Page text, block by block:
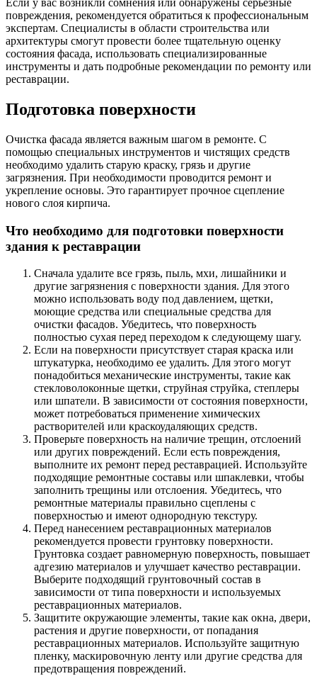
Если у вас возникли сомнения или обнаружены серьезные
повреждения, рекомендуется обратиться к профессиональным
экспертам. Специалисты в области строительства или
архитектуры смогут провести более тщательную оценку
состояния фасада, использовать специализированные
инструменты и дать подробные рекомендации по ремонту или
реставрации.
Подготовка поверхности
Очистка фасада является важным шагом в ремонте. С
помощью специальных инструментов и чистящих средств
необходимо удалить старую краску, грязь и другие
загрязнения. При необходимости проводится ремонт и
укрепление основы. Это гарантирует прочное сцепление
нового слоя кирпича.
Что необходимо для подготовки поверхности
здания к реставрации
Сначала удалите все грязь, пыль, мхи, лишайники и
другие загрязнения с поверхности здания. Для этого
можно использовать воду под давлением, щетки,
моющие средства или специальные средства для
очистки фасадов. Убедитесь, что поверхность
полностью сухая перед переходом к следующему шагу.
Если на поверхности присутствует старая краска или
штукатурка, необходимо ее удалить. Для этого могут
понадобиться механические инструменты, такие как
стекловолоконные щетки, струйная струйка, степлеры
или шпатели. В зависимости от состояния поверхности,
может потребоваться применение химических
растворителей или краскоудаляющих средств.
Проверьте поверхность на наличие трещин, отслоений
или других повреждений. Если есть повреждения,
выполните их ремонт перед реставрацией. Используйте
подходящие ремонтные составы или шпаклевки, чтобы
заполнить трещины или отслоения. Убедитесь, что
ремонтные материалы правильно сцеплены с
поверхностью и имеют однородную текстуру.
Перед нанесением реставрационных материалов
рекомендуется провести грунтовку поверхности.
Грунтовка создает равномерную поверхность, повышает
адгезию материалов и улучшает качество реставрации.
Выберите подходящий грунтовочный состав в
зависимости от типа поверхности и используемых
реставрационных материалов.
Защитите окружающие элементы, такие как окна, двери,
растения и другие поверхности, от попадания
реставрационных материалов. Используйте защитную
пленку, маскировочную ленту или другие средства для
предотвращения повреждений.